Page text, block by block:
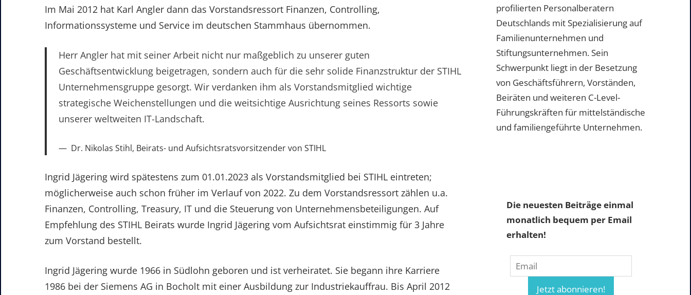
Im Mai 2012 hat Karl Angler dann das Vorstandsressort Finanzen, Controlling,
Informationssysteme und Service im deutschen Stammhaus übernommen.
Herr Angler hat mit seiner Arbeit nicht nur maßgeblich zu unserer guten
Geschäftsentwicklung beigetragen, sondern auch für die sehr solide Finanzstruktur der STIHL
Unternehmensgruppe gesorgt. Wir verdanken ihm als Vorstandsmitglied wichtige
strategische Weichenstellungen und die weitsichtige Ausrichtung seines Ressorts sowie
unserer weltweiten IT-Landschaft.
Dr. Nikolas Stihl, Beirats- und Aufsichtsratsvorsitzender von STIHL
Ingrid Jägering wird spätestens zum 01.01.2023 als Vorstandsmitglied bei STIHL eintreten;
möglicherweise auch schon früher im Verlauf von 2022. Zu dem Vorstandsressort zählen u.a.
Finanzen, Controlling, Treasury, IT und die Steuerung von Unternehmensbeteiligungen. Auf
Empfehlung des STIHL Beirats wurde Ingrid Jägering vom Aufsichtsrat einstimmig für 3 Jahre
zum Vorstand bestellt.
Ingrid Jägering wurde 1966 in Südlohn geboren und ist verheiratet. Sie begann ihre Karriere
1986 bei der Siemens AG in Bocholt mit einer Ausbildung zur Industriekauffrau. Bis April 2012
profilierten Personalberatern
Deutschlands mit Spezialisierung auf
Familienunternehmen und
Stiftungsunternehmen. Sein
Schwerpunkt liegt in der Besetzung
von Geschäftsführern, Vorständen,
Beiräten und weiteren C-Level-
Führungskräften für mittelständische
und familiengeführte Unternehmen.
Die neuesten Beiträge einmal
monatlich bequem per Email
erhalten!